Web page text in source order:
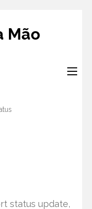
Mão
status update,